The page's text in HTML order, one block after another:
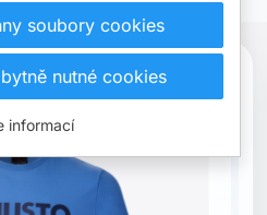
soubory cookies
nutné cookies
informací